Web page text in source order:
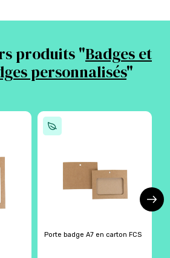
produits "Badges et
personnalisés"
Porte badge A7 en carton FCS